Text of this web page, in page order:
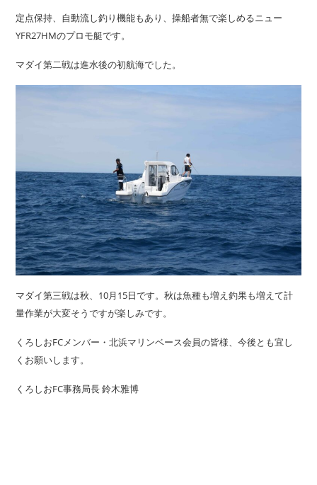
定点保持、自動流し釣り機能もあり、操船者無で楽しめるニュー
YFR27HMのプロモ艇です。
マダイ第二戦は進水後の初航海でした。
マダイ第三戦は秋、10月15日です。秋は魚種も増え釣果も増えて計
量作業が大変そうですが楽しみです。
くろしおFCメンバー・北浜マリンベース会員の皆様、今後とも宜し
くお願いします。
くろしおFC事務局長 鈴木雅博